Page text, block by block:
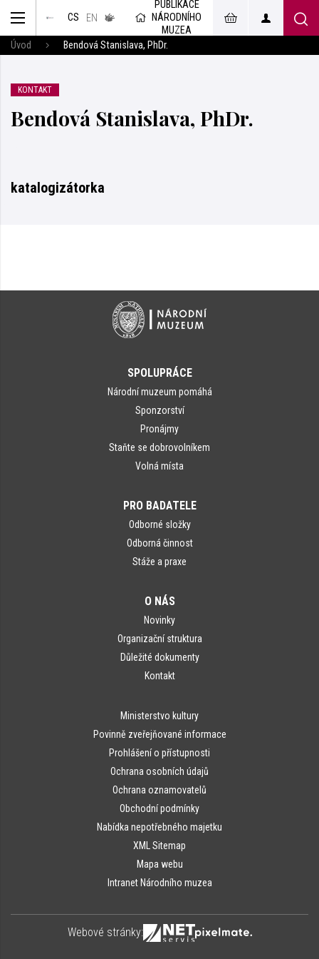
CS EN
v českém
jazyce
PUBLIKACE
NÁRODNÍHO
MUZEA
Úvod
Bendová Stanislava, PhDr.
KONTAKT
Bendová Stanislava, PhDr.
katalogizátorka
SPOLUPRÁCE
Národní muzeum pomáhá
Sponzorství
Pronájmy
Staňte se dobrovolníkem
Volná místa
PRO BADATELE
Odborné složky
Odborná činnost
Stáže a praxe
O NÁS
Novinky
Organizační struktura
Důležité dokumenty
Kontakt
Ministerstvo kultury
Povinně zveřejňované informace
Prohlášení o přístupnosti
Ochrana osobních údajů
Ochrana oznamovatelů
Obchodní podmínky
Nabídka nepotřebného majetku
XML Sitemap
Mapa webu
Intranet Národního muzea
Webové stránky: